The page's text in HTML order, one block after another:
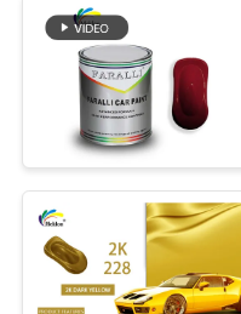
প্রস্তুত